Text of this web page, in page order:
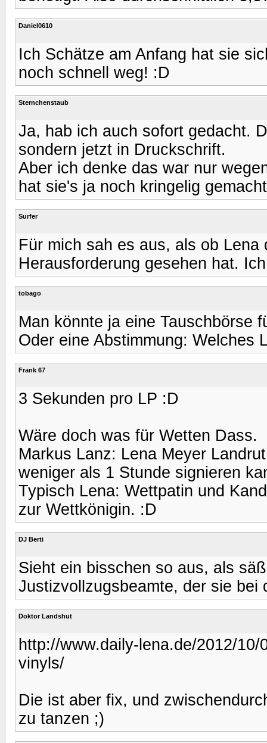
Daniel0610
Ich Schätze am Anfang hat sie
noch schnell weg! :D
Sternchenstaub
Ja, hab ich auch sofort gedacht.
sondern jetzt in Druckschrift.
Aber ich denke das war nur
hat sie's ja noch kringelig
Surfer
Für mich sah es aus, als ob
Herausforderung gesehen hat.
tobago
Man könnte ja eine Tauschbörse
Oder eine Abstimmung: Welches
Frank 67
3 Sekunden pro LP :D
Wäre doch was für Wetten Dass.
Markus Lanz: Lena Meyer
weniger als 1 Stunde signieren
Typisch Lena: Wettpatin und
zur Wettkönigin. :D
DJ Berti
Sieht ein bisschen so aus, als
Justizvollzugsbeamte, der sie bei
Doktor Landshut
http://www.daily-lena.de/2012/
vinyls/
Die ist aber fix, und
zu tanzen ;)